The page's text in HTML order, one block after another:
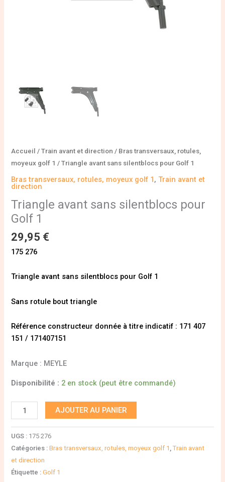
Accueil /Train avant et direction / Bras transversaux, rotules,
moyeux golf 1 / Triangle avant sans silentblocs pour Golf 1
Bras transversaux, rotules, moyeux golf 1,Train avant et
direction
Triangle avant sans silentblocs pour
Golf 1
29,95 €
175 276
Triangle avant sans silentblocs pour Golf 1
Sans rotule bout triangle
Référence constructeur donnée à titre indicatif : 171 407
151 / 171407151
Marque : MEYLE
Disponibilité : 2 en stock (peut être commandé)
AJOUTER AU PANIER
UGS : 175 276
Catégories :Bras transversaux, rotules, moyeux golf 1 ,Train avant
et direction
Étiquette :Golf 1